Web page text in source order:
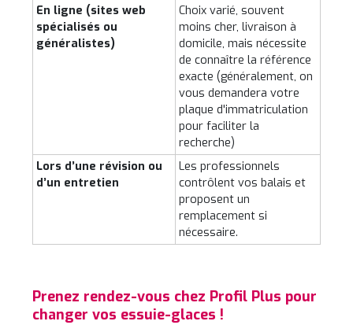
En ligne (sites web
spécialisés ou
généralistes)
Choix varié, souvent
moins cher, livraison à
domicile, mais nécessite
de connaître la référence
exacte (généralement, on
vous demandera votre
plaque d'immatriculation
pour faciliter la
recherche)
Lors d’une révision ou
d’un entretien
Les professionnels
contrôlent vos balais et
proposent un
remplacement si
nécessaire.
Prenez rendez-vous chez Profil Plus pour
changer vos essuie-glaces !